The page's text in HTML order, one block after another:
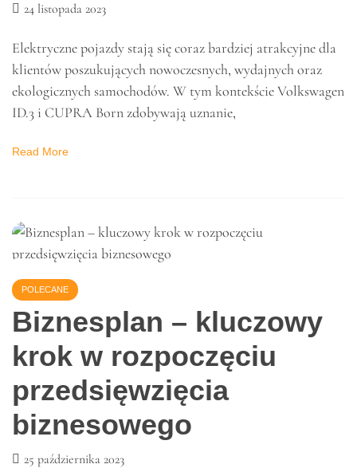
MOTORYZACJA
Elektryki polecane do
miasta
Elektryczne pojazdy stają się coraz bardziej atrakcyjne dla
klientów poszukujących nowoczesnych, wydajnych oraz
ID.3 i CUPRA Born zdobywają uznanie,
Read More